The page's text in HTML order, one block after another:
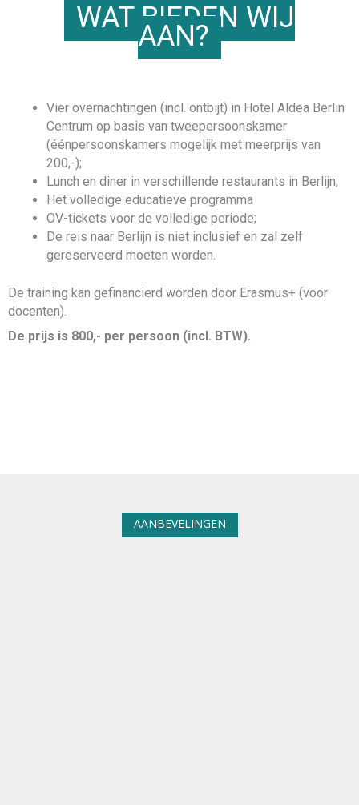
WAT BIEDEN WIJ
AAN?
Vier overnachtingen (incl. ontbijt) in Hotel Aldea Berlin
Centrum op basis van tweepersoonskamer
(éénpersoonskamers mogelijk met meerprijs van
200,-);
Lunch en diner in verschillende restaurants in Berlijn;
Het volledige educatieve programma
OV-tickets voor de volledige periode;
De reis naar Berlijn is niet inclusief en zal zelf
gereserveerd moeten worden.
De training kan gefinancierd worden door Erasmus+ (voor
docenten).
De prijs is 800,- per persoon (incl. BTW).
AANBEVELINGEN